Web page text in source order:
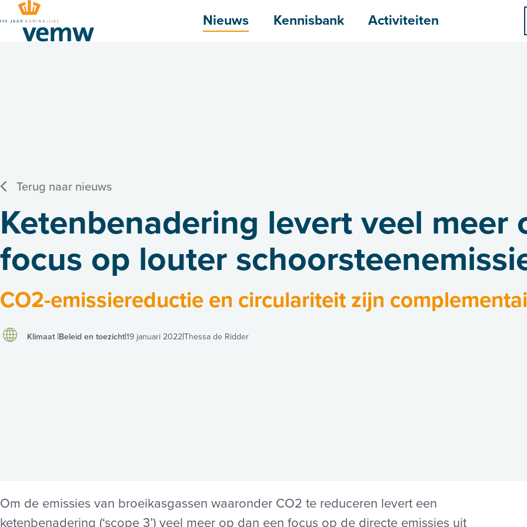
Nieuws Kennisbank Activiteiten
Terug naar nieuws
Ketenbenadering levert veel meer
focus op louter
CO2-emissiereductie en circulariteit zijn
Klimaat Beleid en toezicht 19 januari 2022 Thessa de Ridder
Om de emissies van broeikasgassen waaronder CO2 te reduceren levert een
ketenbenadering (‘scope 3’) veel meer op dan een focus op de directe emissies uit